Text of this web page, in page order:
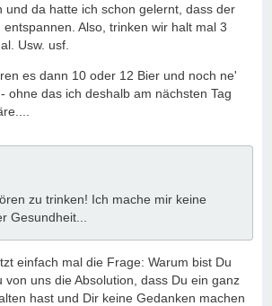
und da hatte ich schon gelernt, dass der
Also, trinken wir halt mal 3
Usw. usf.
es dann 10 oder 12 Bier und noch ne'
ohne das ich deshalb am nächsten Tag
zu trinken! Ich mache mir keine
Gesundheit...
einfach mal die Frage: Warum bist Du
von uns die Absolution, dass Du ein ganz
hast und Dir keine Gedanken machen